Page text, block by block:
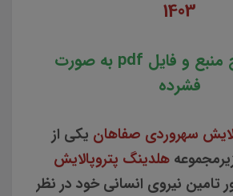
1403
در قالب پنج منبع و فایل pdf به صورت
فشرده
سهروردی صفاهان یکی از
هلدینگ پتروپالایش
تامین نیروی انسانی خود در نظر